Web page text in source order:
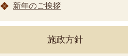
新年のご挨拶
施政方針